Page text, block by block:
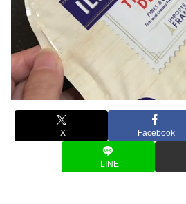
X Facebook
LINE